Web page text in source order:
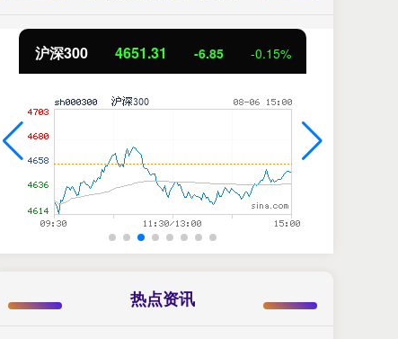
沪深300 4651.31 -6.85 -0.15%
热点资讯